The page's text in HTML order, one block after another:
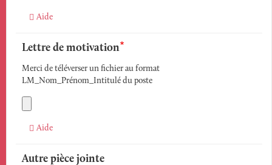
Aide
Lettre de motivation
Merci de téléverser un fichier au format
LM_Nom_Prénom_Intitulé du poste
Aide
Autre pièce jointe